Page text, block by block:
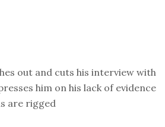
out and cuts his interview with
him on his lack of evidence
are rigged